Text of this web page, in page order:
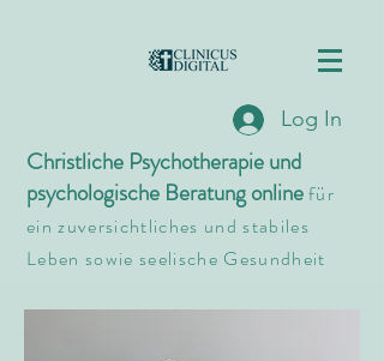
Christliche Psychotherapie und
psychologische Beratung onlinefür
ein zuversichtliches und stabiles
Leben sowie seelische Gesundheit
Log In